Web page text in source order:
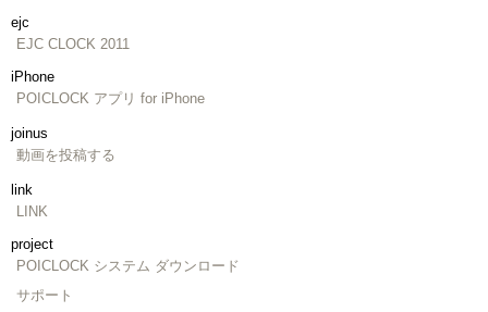
ejc
EJC CLOCK 2011
iPhone
POICLOCK アプリ for iPhone
joinus
動画を投稿する
link
LINK
project
POICLOCK システム ダウンロード
サポート